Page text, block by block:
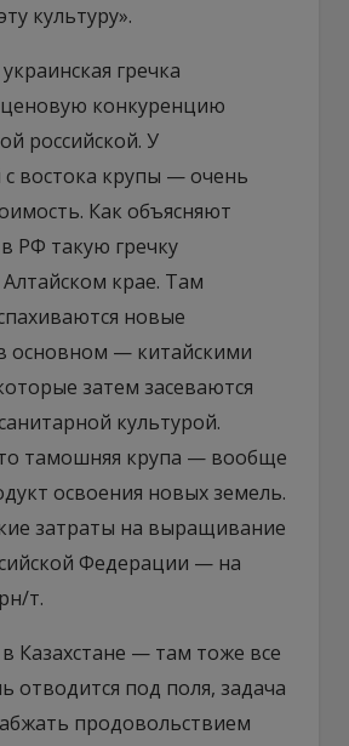
культуру».
гречка
конкуренцию
российской. У
востока крупы — очень
Как объясняют
РФ такую гречку
крае. Там
новые
основном — китайскими
затем засеваются
культурой.
тамошняя крупа — вообще
освоения новых земель.
затраты на выращивание
Федерации — на
т.
Казахстане — там тоже все
отводится под поля, задача
продовольствием